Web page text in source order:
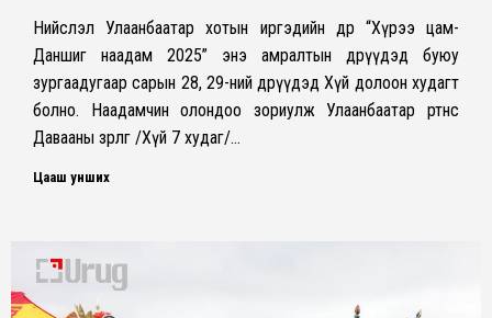
Нийслэл Улаанбаатар хотын иргэдийн өдөр “Хүрээ цам-
Даншиг наадам 2025” энэ амралтын өдрүүдэд буюу
зургаадугаар сарын 28, 29-ний өдрүүдэд Хүй долоон худагт
болно. Наадамчин олондоо зориулж Улаанбаатар өртөөнөөс
Давааны зөрлөг /Хүй 7 худаг/…
Цааш унших